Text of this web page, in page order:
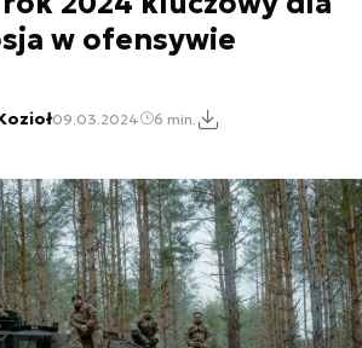
w ofensywie
09.03.2024 6 min.